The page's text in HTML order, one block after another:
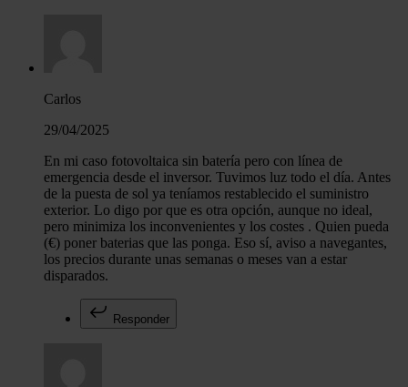
Carlos
29/04/2025
En mi caso fotovoltaica sin batería pero con línea de
emergencia desde el inversor. Tuvimos luz todo el día. Antes
de la puesta de sol ya teníamos restablecido el suministro
exterior. Lo digo por que es otra opción, aunque no ideal,
pero minimiza los inconvenientes y los costes . Quien pueda
(€) poner baterias que las ponga. Eso sí, aviso a navegantes,
los precios durante unas semanas o meses van a estar
disparados.
Responder